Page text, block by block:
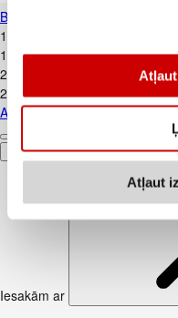
Atļaut
Bomb līdzsvarojoša
1
1,99€/gab.
2
2,35€/gab.
Auduma sejas maska
Pievienot
Iesakām ar